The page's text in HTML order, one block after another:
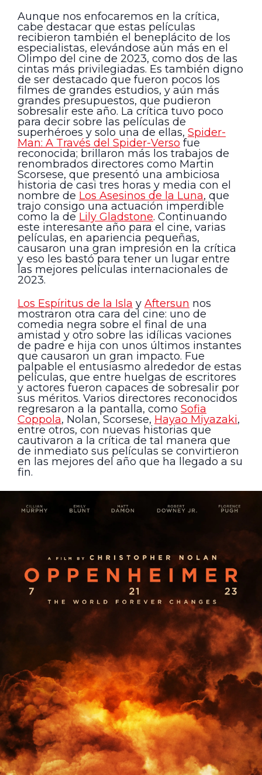
Aunque nos enfocaremos en la crítica,
cabe destacar que estas películas
recibieron también el beneplácito de los
especialistas, elevándose aún más en el
Olimpo del cine de 2023, como dos de las
cintas más privilegiadas. Es también digno
de ser destacado que fueron pocos los
filmes de grandes estudios, y aún más
grandes presupuestos, que pudieron
sobresalir este año. La crítica tuvo poco
para decir sobre las películas de
superhéroes y solo una de ellas, Spider-
Man: A Través del Spider-Verso fue
reconocida; brillaron más los trabajos de
renombrados directores como Martin
Scorsese, que presentó una ambiciosa
historia de casi tres horas y media con el
nombre de Los Asesinos de la Luna, que
trajo consigo una actuación imperdible
como la de Lily Gladstone. Continuando
este interesante año para el cine, varias
películas, en apariencia pequeñas,
causaron una gran impresión en la crítica
y eso les bastó para tener un lugar entre
las mejores películas internacionales de
2023.
Los Espíritus de la Isla y Aftersun nos
mostraron otra cara del cine: uno de
comedia negra sobre el final de una
amistad y otro sobre las idílicas vaciones
de padre e hija con unos últimos instantes
que causaron un gran impacto. Fue
palpable el entusiasmo alrededor de estas
películas, que entre huelgas de escritores
y actores fueron capaces de sobresalir por
sus méritos. Varios directores reconocidos
regresaron a la pantalla, como Sofia
Coppola, Nolan, Scorsese, Hayao Miyazaki,
entre otros, con nuevas historias que
cautivaron a la crítica de tal manera que
de inmediato sus películas se convirtieron
en las mejores del año que ha llegado a su
fin.